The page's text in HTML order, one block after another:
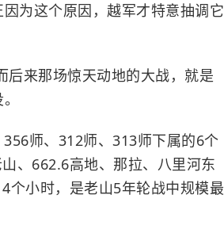
为这个原因，越军才特意抽调它
后来那场惊天动地的大战，就是
。
师、312师、313师下属的6个
、662.6高地、那拉、八里河东
个小时，是老山5年轮战中规模最